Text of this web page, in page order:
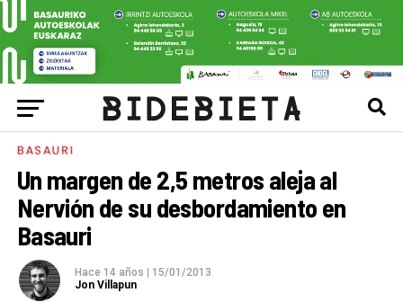
BASAURI
Un margen de 2,5 metros aleja al
Nervión de su desbordamiento en
Basauri
Hace 14 años
15/01/2013
Jon Villapun